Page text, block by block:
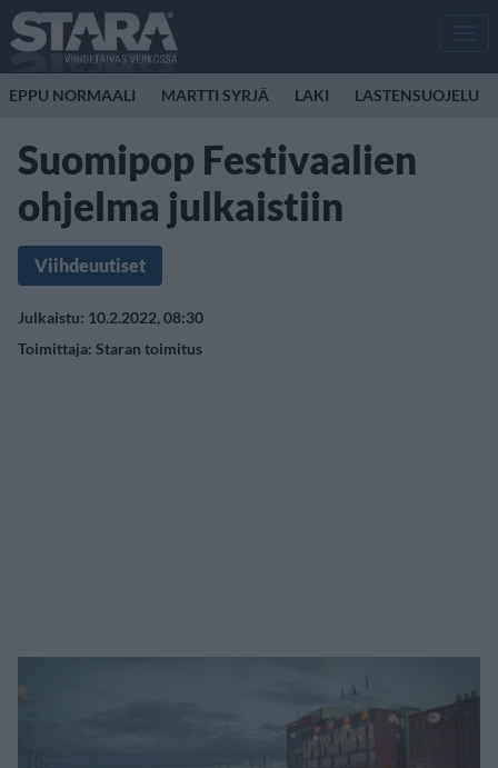
EPPU NORMAALI MARTTI SYRJÄ LAKI LASTENSUOJELU
Suomipop Festivaalien
ohjelma julkaistiin
Viihdeuutiset
Julkaistu: 10.2.2022, 08:30
Toimittaja: Staran toimitus